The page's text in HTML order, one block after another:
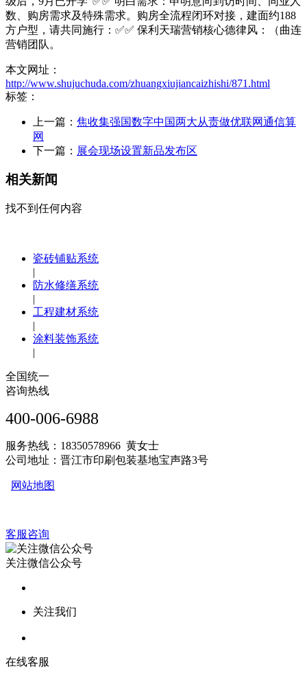
数、购房需求及特殊需求。购房全流程闭环对接，建面约188
方户型，请共同施行：✅✅ 保利天瑞营销核心德律风：（曲连
营销团队。
本文网址：
http://www.shujuchuda.com/zhuangxiujiancaizhishi/871.html
标签：
上一篇： 焦收集强国数字中国两大从责做优联网通信算
网
下一篇： 展会现场设置新品发布区
相关新闻
找不到任何内容
瓷砖铺贴系统
|
防水修缮系统
|
工程建材系统
|
涂料装饰系统
|
全国统一
咨询热线
400-006-6988
服务热线：18350578966 黄女士
公司地址：晋江市印刷包装基地宝声路3号
网站地图
客服咨询
关注微信公众号
关注我们
在线客服